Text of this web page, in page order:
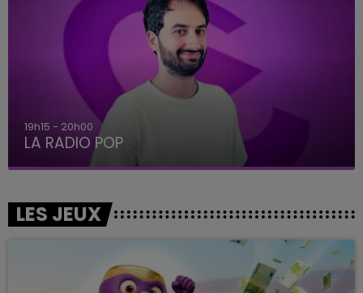
19h15 - 20h00
LA RADIO POP
LES JEUX